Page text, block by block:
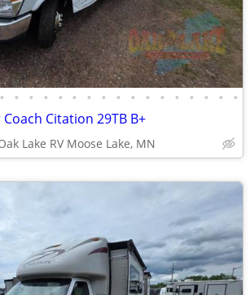
• • • • • • • • • • • • • • • • •
Citation 29TB B+
Lake RV Moose Lake, MN